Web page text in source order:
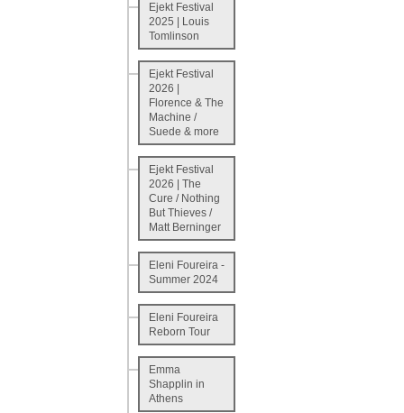
Ejekt Festival
2025 | Louis
Tomlinson
Ejekt Festival
2026 |
Florence & Τhe
Machine /
Suede & more
Ejekt Festival
2026 | The
Cure / Nothing
But Thieves /
Matt Berninger
Eleni Foureira -
Summer 2024
Eleni Foureira
Reborn Tour
Emma
Shapplin in
Athens